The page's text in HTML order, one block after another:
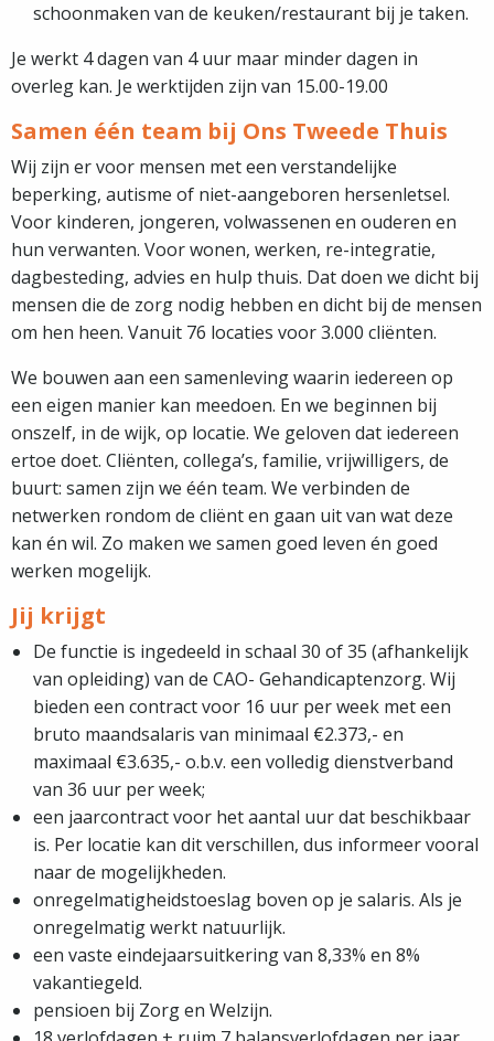
schoonmaken van de keuken/restaurant bij je taken.
Je werkt 4 dagen van 4 uur maar minder dagen in
overleg kan. Je werktijden zijn van 15.00-19.00
Samen één team bij Ons Tweede Thuis
Wij zijn er voor mensen met een verstandelijke
beperking, autisme of niet-aangeboren hersenletsel.
Voor kinderen, jongeren, volwassenen en ouderen en
hun verwanten. Voor wonen, werken, re-integratie,
dagbesteding, advies en hulp thuis. Dat doen we dicht bij
mensen die de zorg nodig hebben en dicht bij de mensen
om hen heen. Vanuit 76 locaties voor 3.000 cliënten.
We bouwen aan een samenleving waarin iedereen op
een eigen manier kan meedoen. En we beginnen bij
onszelf, in de wijk, op locatie. We geloven dat iedereen
ertoe doet. Cliënten, collega’s, familie, vrijwilligers, de
buurt: samen zijn we één team. We verbinden de
netwerken rondom de cliënt en gaan uit van wat deze
kan én wil. Zo maken we samen goed leven én goed
werken mogelijk.
Jij krijgt
De functie is ingedeeld in schaal 30 of 35 (afhankelijk
van opleiding) van de CAO- Gehandicaptenzorg. Wij
bieden een contract voor 16 uur per week met een
bruto maandsalaris van minimaal €2.373,- en
maximaal €3.635,- o.b.v. een volledig dienstverband
van 36 uur per week;
een jaarcontract voor het aantal uur dat beschikbaar
is. Per locatie kan dit verschillen, dus informeer vooral
naar de mogelijkheden.
onregelmatigheidstoeslag boven op je salaris. Als je
onregelmatig werkt natuurlijk.
een vaste eindejaarsuitkering van 8,33% en 8%
vakantiegeld.
pensioen bij Zorg en Welzijn.